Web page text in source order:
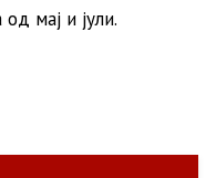
мај и јули.